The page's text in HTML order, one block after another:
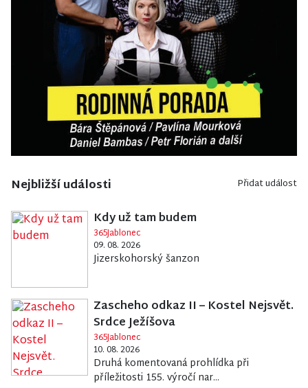
Nejbližší události Přidat událost
Kdy už tam budem
365Jablonec
09. 08. 2026
Jizerskohorský šanzon
Zascheho odkaz II – Kostel Nejsvět.
Srdce Ježíšova
365Jablonec
10. 08. 2026
Druhá komentovaná prohlídka při
příležitosti 155. výročí nar...